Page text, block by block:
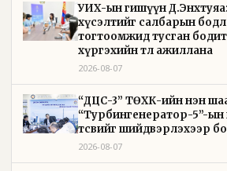
УИХ-ын гишүүн
хүсэлтийг салбарын
тогтоомжид тусган
хүргэхийн төлөө ажиллана
2026-08-07
“ДЦС-3” ТӨХК-ийн нэн
“Турбингенератор-5”-
төсвийг шийдвэрлэхээр
2026-08-07